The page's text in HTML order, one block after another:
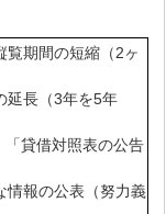
覧期間の短縮（2ヶ
延長（3年を5年
貸借対照表の公告
情報の公表（努力義